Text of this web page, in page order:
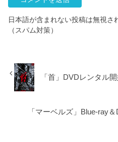
日本語が含まれない投稿は無視さ
（スパム対策）
「首」DVDレンタル
「マーベルズ」Blue-ray